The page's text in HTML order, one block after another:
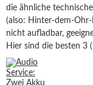
die ähnliche
(also: Hinter-dem-
nicht aufladbar,
Hier sind die besten 3